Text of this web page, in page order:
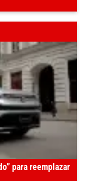
para reemplazar